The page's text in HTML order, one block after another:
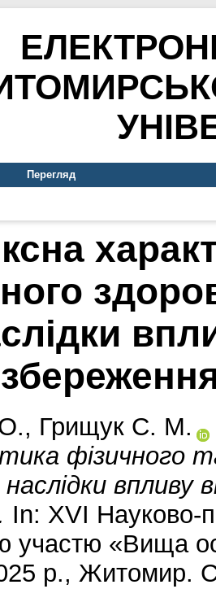
Перегляд
, Грищук С. М.
фізичного
наслідки
In: XVI Науково-
участю «Вища
р., Житомир.